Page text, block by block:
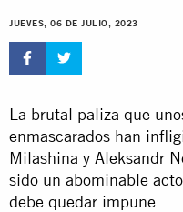
JUEVES, 06 DE JULIO, 2023
La brutal paliza que
enmascarados han
Milashina y Aleksandr
sido un abominable
debe quedar impune